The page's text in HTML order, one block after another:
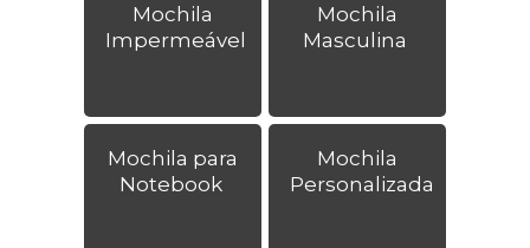
Mochila
Impermeável
Mochila
Masculina
Mochila para
Notebook
Mochila
Personalizada